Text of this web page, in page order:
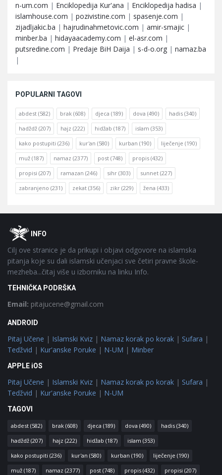
n-um.com | Enciklopedija Kur'ana | Enciklopedija hadisa |
islamhouse.com | pozivistine.com | spasenje.com |
zijadljakic.ba | hajrudinahmetovic.com | amir-smajic |
minber.ba | hidayaacademy.com | el-asr.com |
putsredine.com | Predaje BiH Daija | s-d-o.org | namaz.ba
|
POPULARNI TAGOVI
abdest (582) brak (608) djeca (189) dova (490) hadis (340)
hadždž (207) hajz (222) hidžab (187) islam (353)
kako postupiti (236) kur'an (580) kurban (190) liječenje (190)
muž (187) namaz (2377) post (748) propis (432)
propisi (207) ramazan (246) sihr (303) sunnet (227)
zabranjeno (231) zekat (356) zikr (229) žena (433)
FooterOINFO
Cilj ove stranice je da prikupi i objavi odgovore na islamska
pitanja koje su dali islamski učenjaci sve četiri pravne škole-
mezheba...čitaj više u izborniku na linku Info.
TEHNIČKA PODRŠKA
Email: pitajucene@gmail.com
ANDROID
Pitaj Učene | Islamski Kviz | Namaz korak po korak | Sufara |
Tedžvid | Kur'anske Poruke | N-UM | Minber
APPLE iOS
Pitaj Učene | Islamski Kviz | Namaz korak po korak | Sufara |
Tedžvid | Kur'anske Poruke | N-UM
TAGOVI
abdest (582) brak (608) djeca (189) dova (490) hadis (340)
hadždž (207) hajz (222) hidžab (187) islam (353)
kako postupiti (236) kur'an (580) kurban (190) liječenje (190)
muž (187) namaz (2377) post (748) propis (432) propisi (207)